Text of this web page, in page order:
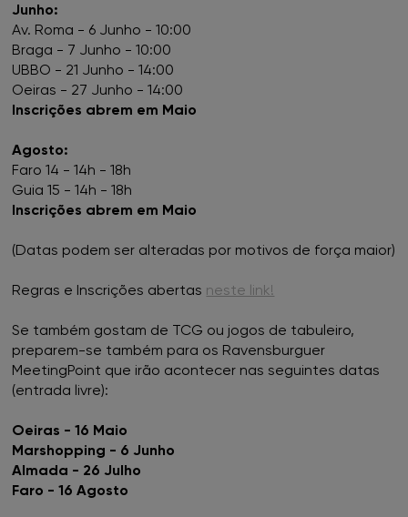
FNAC Évora
FNAC Faro
FNAC Gaia
FNAC Guimarães
FNAC Leiria
FNAC Loulé
FNAC Madeira
FNAC Mar Shopping
FNAC Montijo
Junho:
Av. Roma - 6 Junho - 10:00
Braga - 7 Junho - 10:00
UBBO - 21 Junho - 14:00
Oeiras - 27 Junho - 14:00
Inscrições abrem em Maio
Agosto:
Faro 14 - 14h - 18h
Guia 15 - 14h - 18h
Inscrições abrem em Maio
(Datas podem ser alteradas por motivos de força maior)
Regras e Inscrições abertas neste link!
Se também gostam de TCG ou jogos de tabuleiro,
preparem-se também para os Ravensburguer
MeetingPoint que irão acontecer nas seguintes datas
(entrada livre):
Oeiras - 16 Maio
Marshopping - 6 Junho
Almada - 26 Julho
Faro - 16 Agosto